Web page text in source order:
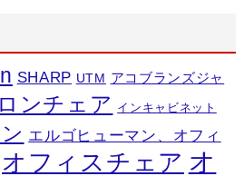
SHARP UTM アコブランズジャ
ンチェア インキャビネット
エルゴヒューマン、オフィ
オフィスチェア オ